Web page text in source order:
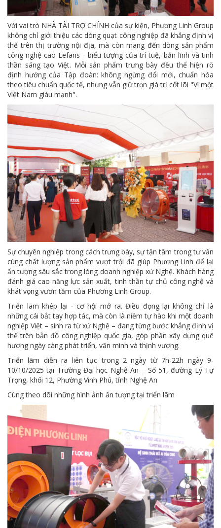
Với vai trò NHÀ TÀI TRỢ CHÍNH của sự kiện, Phương Linh Group
không chỉ giới thiệu các dòng quạt công nghiệp đã khẳng định vị
thế trên thị trường nội địa, mà còn mang đến dòng sản phẩm
công nghệ cao Lefans - biểu tượng của trí tuệ, bản lĩnh và tinh
thần sáng tạo Việt. Mỗi sản phẩm trưng bày đều thể hiện rõ
định hướng của Tập đoàn: không ngừng đổi mới, chuẩn hóa
theo tiêu chuẩn quốc tế, nhưng vẫn giữ trọn giá trị cốt lõi "Vì một
Việt Nam giàu mạnh".
Sự chuyên nghiệp trong cách trưng bày, sự tận tâm trong tư vấn
cùng chất lượng sản phẩm vượt trội đã giúp Phương Linh để lại
ấn tượng sâu sắc trong lòng doanh nghiệp xứ Nghệ. Khách hàng
đánh giá cao năng lực sản xuất, tinh thần tự chủ công nghệ và
khát vọng vươn tầm của Phương Linh Group.
Triển lãm khép lại - cơ hội mở ra. Điều đọng lại không chỉ là
những cái bắt tay hợp tác, mà còn là niềm tự hào khi một doanh
nghiệp Việt – sinh ra từ xứ Nghệ – đang từng bước khẳng định vị
thế trên bản đồ công nghiệp quốc gia, góp phần xây dựng quê
hương ngày càng phát triển, văn minh và thịnh vượng.
Triển lãm diễn ra liên tục trong 2 ngày từ 7h-22h ngày 9-
10/10/2025 tại Trường Đại học Nghệ An – Số 51, đường Lý Tự
Trọng, khối 12, Phường Vinh Phú, tỉnh Nghệ An
Cùng theo dõi những hình ảnh ấn tượng tại triển lãm